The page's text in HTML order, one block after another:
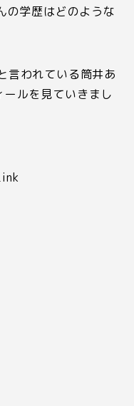
の学歴はどのような
言われている筒井あ
ルを見ていきまし